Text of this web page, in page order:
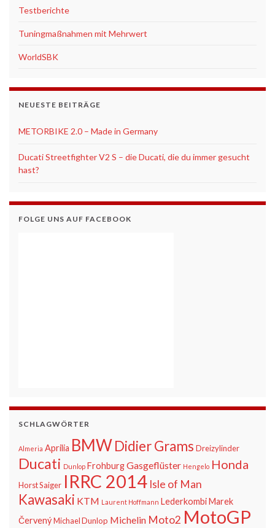
Testberichte
Tuningmaßnahmen mit Mehrwert
WorldSBK
NEUESTE BEITRÄGE
METORBIKE 2.0 – Made in Germany
Ducati Streetfighter V2 S – die Ducati, die du immer gesucht
hast?
FOLGE UNS AUF FACEBOOK
SCHLAGWÖRTER
Almeria Aprilia BMWDidier Grams Dreizylinder
Ducati Dunlop FrohburgGasgeflüster Hengelo Honda
Horst Saiger IRRC 2014 Isle of Man
Kawasaki KTM Laurent Hoffmann LederkombiMarek
ČervenýMichael Dunlop Michelin Moto2 MotoGP